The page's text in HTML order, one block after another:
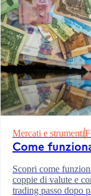
Mercati e strumenti
Come
Scopri come
coppie di valute e
trading passo dopo
DIVENTA
AMBASCIATORI
Invita chi ami (Trading)
Invita chi ami (Forex)
SUPPORTO E
Customer Care
Documenti e